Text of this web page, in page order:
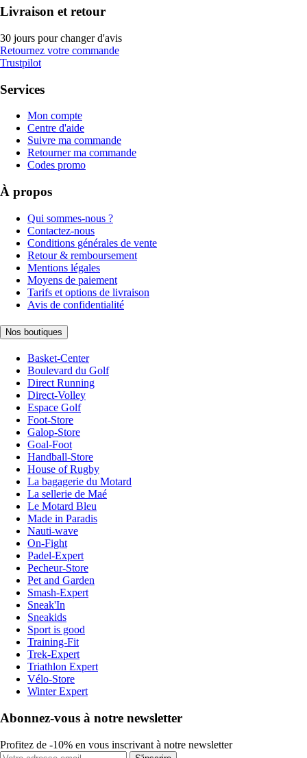
Livraison et retour
30 jours pour changer d'avis
Retournez votre commande
Trustpilot
Services
Mon compte
Centre d'aide
Suivre ma commande
Retourner ma commande
Codes promo
À propos
Qui sommes-nous ?
Contactez-nous
Conditions générales de vente
Retour & remboursement
Mentions légales
Moyens de paiement
Tarifs et options de livraison
Avis de confidentialité
Nos boutiques
Basket-Center
Boulevard du Golf
Direct Running
Direct-Volley
Espace Golf
Foot-Store
Galop-Store
Goal-Foot
Handball-Store
House of Rugby
La bagagerie du Motard
La sellerie de Maé
Le Motard Bleu
Made in Paradis
Nauti-wave
On-Fight
Padel-Expert
Pecheur-Store
Pet and Garden
Smash-Expert
Sneak'In
Sneakids
Sport is good
Training-Fit
Trek-Expert
Triathlon Expert
Vélo-Store
Winter Expert
Abonnez-vous à notre newsletter
Profitez de -10% en vous inscrivant à notre newsletter